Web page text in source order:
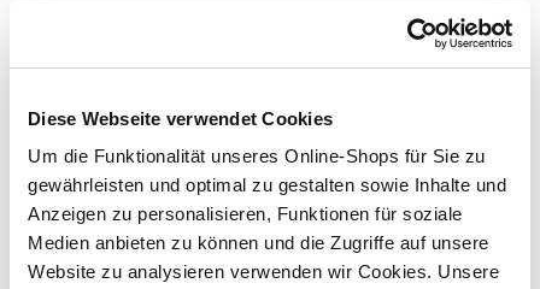
Diese Webseite verwendet Cookies
Um die Funktionalität unseres Online-Shops für Sie zu
gewährleisten und optimal zu gestalten sowie Inhalte und
Anzeigen zu personalisieren, Funktionen für soziale
Medien anbieten zu können und die Zugriffe auf unsere
Website zu analysieren verwenden wir Cookies. Unsere
Um Abholung im Markt nutzen zu können, wähle zunächst
Verfügbarkeit:
Menge
In den Warenkorb
Merken